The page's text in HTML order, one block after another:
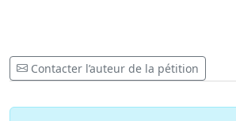
reproduction concerning the fishing
professional and the fishing season,
professional as from the fishing
Contacter l’auteur de la pétition